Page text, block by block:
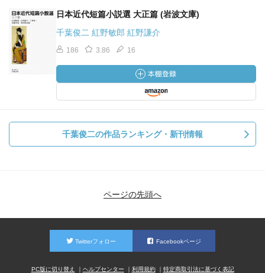
日本近代短篇小説選 大正篇 (岩波文庫)
千葉俊二 紅野敏郎 紅野謙介
186 3.86 16
千葉俊二の作品ランキング・新刊情報
ページの先頭へ
Twitterフォロー Facebookページ
PC版に切り替え ヘルプセンター 利用規約 特定商取引法に基づく表記